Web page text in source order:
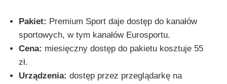
Pakiet: Premium Sport daje dostęp do kanałów
sportowych, w tym kanałów Eurosportu.
Cena: miesięczny dostęp do pakietu kosztuje 55
zł.
Urządzenia: dostęp przez przeglądarkę na